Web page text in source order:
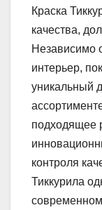
Краска
качества,
Независимо
интерьер,
уникальный
подходящее
контроля
Тиккурила